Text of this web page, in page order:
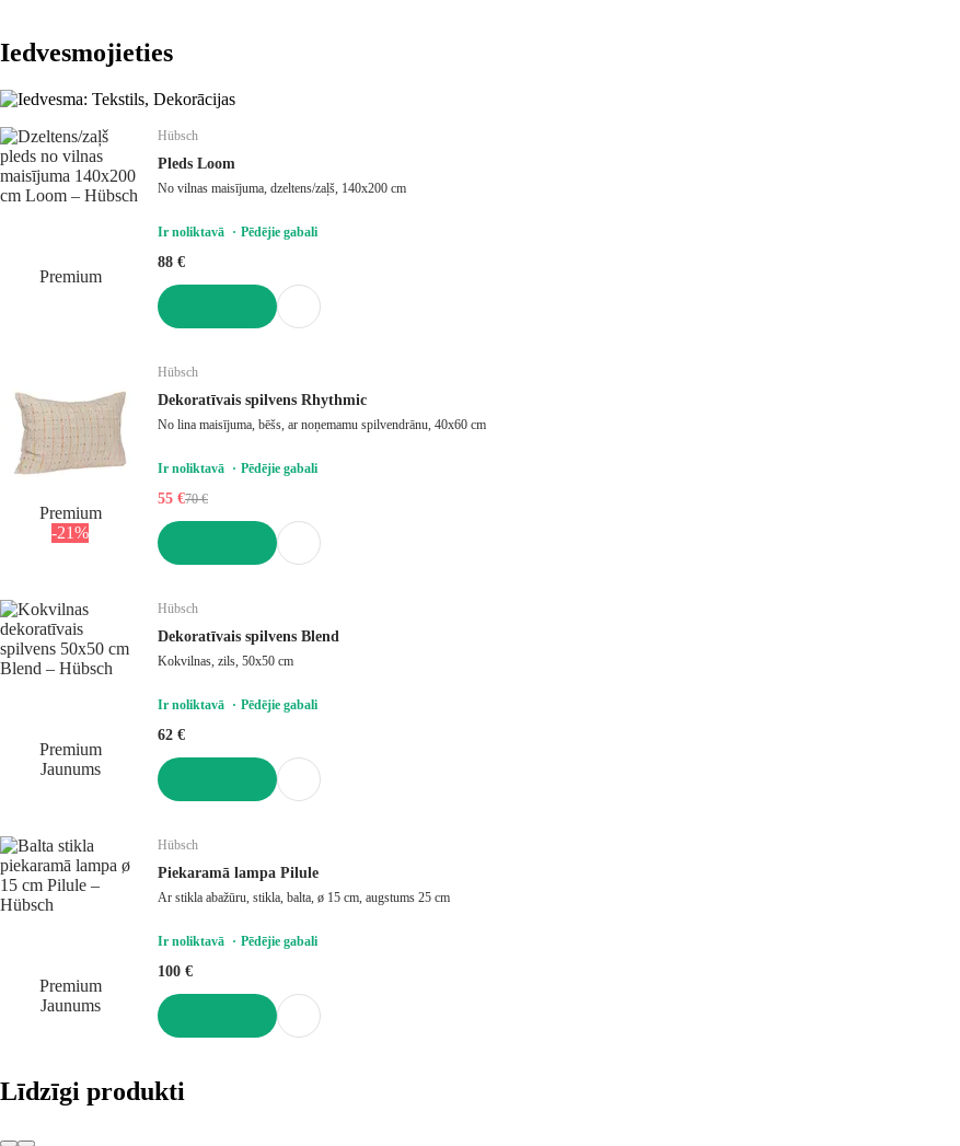
Iedvesmojieties
Premium
Hübsch
Pleds Loom
No vilnas maisījuma, dzeltens/zaļš, 140x200 cm
Ir noliktavā Pēdējie gabali
88 €
Premium
-21%
Hübsch
Dekoratīvais spilvens Rhythmic
No lina maisījuma, bēšs, ar noņemamu spilvendrānu, 40x60 cm
Ir noliktavā Pēdējie gabali
55 €70 €
Premium
Jaunums
Hübsch
Dekoratīvais spilvens Blend
Kokvilnas, zils, 50x50 cm
Ir noliktavā Pēdējie gabali
62 €
Premium
Jaunums
Hübsch
Piekaramā lampa Pilule
Ar stikla abažūru, stikla, balta, ø 15 cm, augstums 25 cm
Ir noliktavā Pēdējie gabali
100 €
Līdzīgi produkti